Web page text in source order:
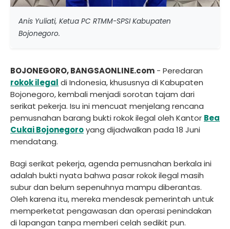
Anis Yuliati, Ketua PC RTMM-SPSI Kabupaten
Bojonegoro.
BOJONEGORO, BANGSAONLINE.com - Peredaran
rokok ilegal di Indonesia, khususnya di Kabupaten
Bojonegoro, kembali menjadi sorotan tajam dari
serikat pekerja. Isu ini mencuat menjelang rencana
pemusnahan barang bukti rokok ilegal oleh Kantor Bea
Cukai Bojonegoroyang dijadwalkan pada 18 Juni
mendatang.
Bagi serikat pekerja, agenda pemusnahan berkala ini
adalah bukti nyata bahwa pasar rokok ilegal masih
subur dan belum sepenuhnya mampu diberantas.
Oleh karena itu, mereka mendesak pemerintah untuk
memperketat pengawasan dan operasi penindakan
di lapangan tanpa memberi celah sedikit pun.